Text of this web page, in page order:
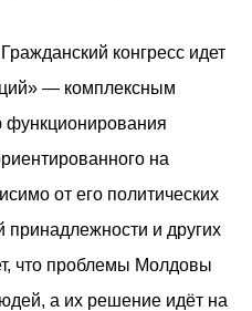
конгресс идет
— комплексным
функционирования
на
от его политических
принадлежности и других
что проблемы Молдовы
а их решение идёт на